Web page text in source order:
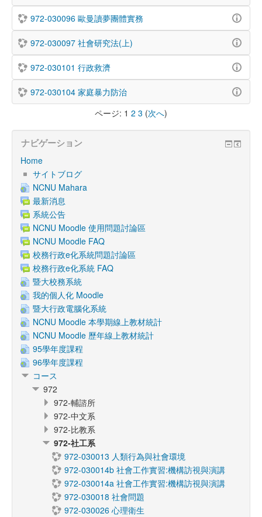
972-030096 歐曼讀夢團體實務
972-030097 社會研究法(上)
972-030101 行政救濟
972-030104 家庭暴力防治
ページ: 1 2 3 (次へ)
ナビゲーション
Home
サイトブログ
NCNU Mahara
最新消息
系統公告
NCNU Moodle 使用問題討論區
NCNU Moodle FAQ
校務行政e化系統問題討論區
校務行政e化系統 FAQ
暨大校務系統
我的個人化 Moodle
暨大行政電腦化系統
NCNU Moodle 本學期線上教材統計
NCNU Moodle 歷年線上教材統計
95學年度課程
96學年度課程
コース
972
972-輔諮所
972-中文系
972-比教系
972-社工系
972-030013 人類行為與社會環境
972-030014b 社會工作實習:機構訪視與演講
972-030014a 社會工作實習:機構訪視與演講
972-030018 社會問題
972-030026 心理衛生